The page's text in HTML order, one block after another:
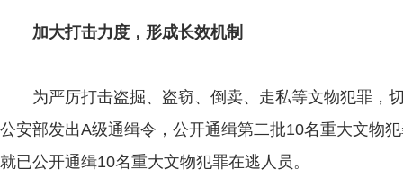
加大打击力度，形成长效机制
为严厉打击盗掘、盗窃、倒卖、走私等文物犯罪，
公安部发出A级通缉令，公开通缉第二批10名重大文物
就已公开通缉10名重大文物犯罪在逃人员。